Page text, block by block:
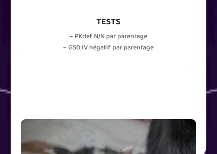
TESTS
– PKdef N/N par parentage
– GSD IV négatif par parentage